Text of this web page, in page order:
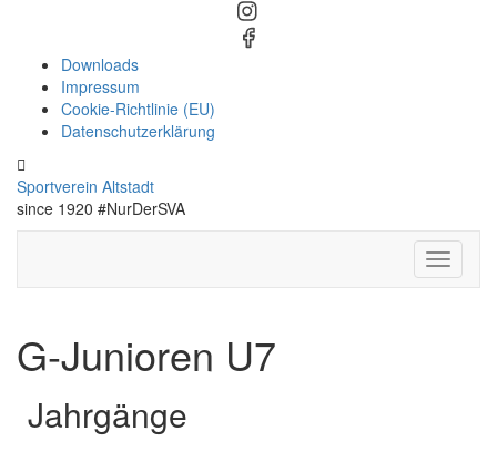
Downloads
Impressum
Cookie-Richtlinie (EU)
Datenschutzerklärung
Sportverein Altstadt
since 1920 #NurDerSVA
Toggle
G-Junioren U7
Jahrgänge